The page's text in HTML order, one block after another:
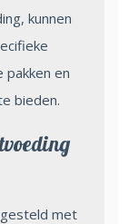
kunnen
en
bieden.
met